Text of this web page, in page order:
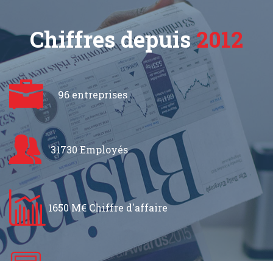
Chiffres depuis2012
96 entreprises
31730 Employés
1650 M€ Chiffre d'affaire